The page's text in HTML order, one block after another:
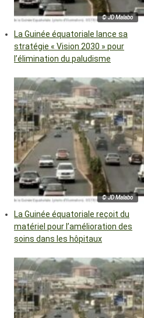
© JD Malabo
La Guinée équatoriale lance sa
stratégie « Vision 2030 » pour
l’élimination du paludisme
© JD Malabo
La Guinée équatoriale reçoit du
matériel pour l’amélioration des
soins dans les hôpitaux